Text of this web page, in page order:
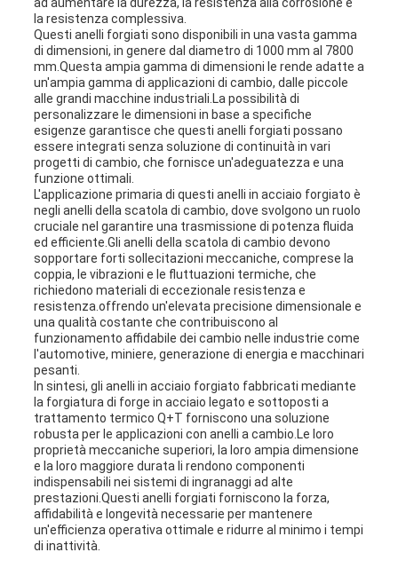
ad aumentare la durezza, la resistenza alla corrosione e
la resistenza complessiva.
Questi anelli forgiati sono disponibili in una vasta gamma
di dimensioni, in genere dal diametro di 1000 mm al 7800
mm.Questa ampia gamma di dimensioni le rende adatte a
un'ampia gamma di applicazioni di cambio, dalle piccole
alle grandi macchine industriali.La possibilità di
personalizzare le dimensioni in base a specifiche
esigenze garantisce che questi anelli forgiati possano
essere integrati senza soluzione di continuità in vari
progetti di cambio, che fornisce un'adeguatezza e una
funzione ottimali.
L'applicazione primaria di questi anelli in acciaio forgiato è
negli anelli della scatola di cambio, dove svolgono un ruolo
cruciale nel garantire una trasmissione di potenza fluida
ed efficiente.Gli anelli della scatola di cambio devono
sopportare forti sollecitazioni meccaniche, comprese la
coppia, le vibrazioni e le fluttuazioni termiche, che
richiedono materiali di eccezionale resistenza e
resistenza.offrendo un'elevata precisione dimensionale e
una qualità costante che contribuiscono al
funzionamento affidabile dei cambio nelle industrie come
l'automotive, miniere, generazione di energia e macchinari
pesanti.
In sintesi, gli anelli in acciaio forgiato fabbricati mediante
la forgiatura di forge in acciaio legato e sottoposti a
trattamento termico Q+T forniscono una soluzione
robusta per le applicazioni con anelli a cambio.Le loro
proprietà meccaniche superiori, la loro ampia dimensione
e la loro maggiore durata li rendono componenti
indispensabili nei sistemi di ingranaggi ad alte
prestazioni.Questi anelli forgiati forniscono la forza,
affidabilità e longevità necessarie per mantenere
un'efficienza operativa ottimale e ridurre al minimo i tempi
di inattività.